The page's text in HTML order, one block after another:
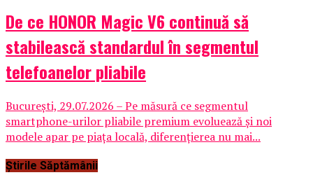
De ce HONOR Magic V6 continuă să
stabilească standardul în segmentul
telefoanelor pliabile
București, 29.07.2026 – Pe măsură ce segmentul
smartphone-urilor pliabile premium evoluează și noi
modele apar pe piața locală, diferențierea nu mai...
Știrile Săptămânii